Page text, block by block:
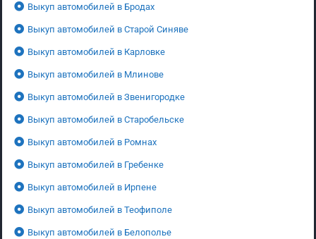
Выкуп автомобилей в Бродах
Выкуп автомобилей в Старой Синяве
Выкуп автомобилей в Карловке
Выкуп автомобилей в Млинове
Выкуп автомобилей в Звенигородке
Выкуп автомобилей в Старобельске
Выкуп автомобилей в Ромнах
Выкуп автомобилей в Гребенке
Выкуп автомобилей в Ирпене
Выкуп автомобилей в Теофиполе
Выкуп автомобилей в Белополье